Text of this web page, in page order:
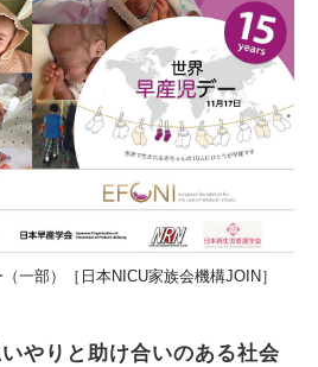
一部）［日本NICU家族会機構JOIN］
やりと助け合いのある社会